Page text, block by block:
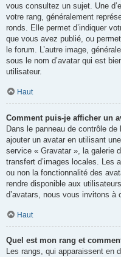
vous consultez un sujet. Une
votre rang, généralement
ronds. Elle permet d’indiquer
que vous avez publié, ou
le forum. L’autre image,
sous le nom d’avatar qui est
utilisateur.
Haut
Comment puis-je afficher un
Dans le panneau de contrôle
ajouter un avatar en utilisant
service « Gravatar », la galerie
transfert d’images locales. Les
ou non la fonctionnalité des
rendre disponible aux
d’avatars, nous vous invitons à
Haut
Quel est mon rang et
Les rangs, qui apparaissent en